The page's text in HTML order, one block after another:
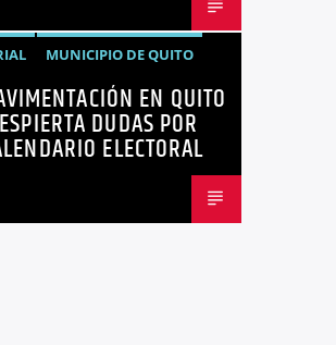
MUNICIPIO DE QUITO
OPINIÓN
QUITO
EN QUITO
DUDAS POR
ELECTORAL